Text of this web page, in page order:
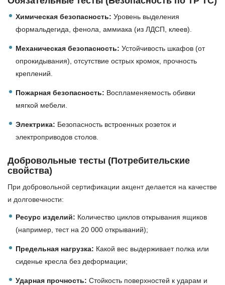
Химическая безопасность: Уровень выделения
формальдегида, фенола, аммиака (из ЛДСП, клеев).
Механическая безопасность: Устойчивость шкафов (от
опрокидывания), отсутствие острых кромок, прочность
креплений.
Пожарная безопасность: Воспламеняемость обивки
мягкой мебели.
Электрика: Безопасность встроенных розеток и
электроприводов столов.
Добровольные тесты (Потребительские
свойства)
При добровольной сертификации акцент делается на качестве
и долговечности:
Ресурс изделий: Количество циклов открывания ящиков
(например, тест на 20 000 открываний);
Предельная нагрузка: Какой вес выдерживает полка или
сиденье кресла без деформации;
Ударная прочность: Стойкость поверхностей к ударам и